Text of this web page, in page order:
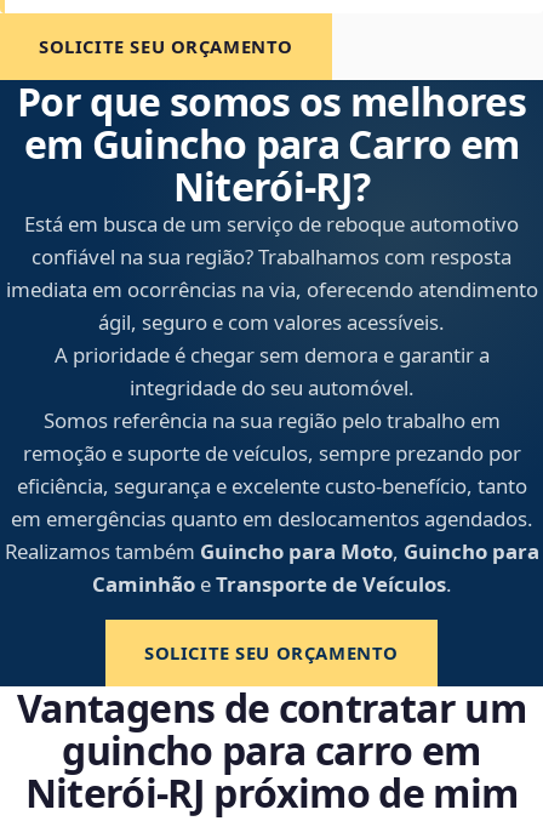
SOLICITE SEU ORÇAMENTO
Por que somos os melhores
em Guincho para Carro em
Niterói‑RJ?
Está em busca de um serviço de reboque automotivo
confiável na sua região? Trabalhamos com resposta
imediata em ocorrências na via, oferecendo atendimento
ágil, seguro e com valores acessíveis.
A prioridade é chegar sem demora e garantir a
integridade do seu automóvel.
Somos referência na sua região pelo trabalho em
remoção e suporte de veículos, sempre prezando por
eficiência, segurança e excelente custo-benefício, tanto
em emergências quanto em deslocamentos agendados.
Realizamos também Guincho para Moto, Guincho para
CaminhãoeTransporte de Veículos.
SOLICITE SEU ORÇAMENTO
Vantagens de contratar um
guincho para carro em
Niterói‑RJ próximo de mim